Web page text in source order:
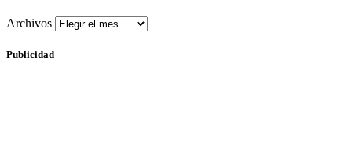
Archivos
Publicidad